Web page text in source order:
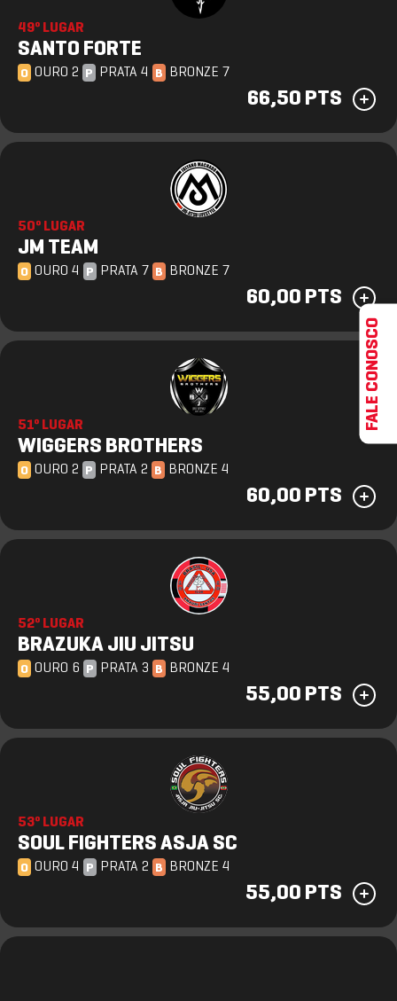
49º LUGAR
SANTO FORTE
O OURO 2 P PRATA 4 B BRONZE 7
66,50 PTS
50º LUGAR
JM TEAM
O OURO 4 P PRATA 7 B BRONZE 7
60,00 PTS
51º LUGAR
WIGGERS BROTHERS
O OURO 2 P PRATA 2 B BRONZE 4
60,00 PTS
52º LUGAR
BRAZUKA JIU JITSU
O OURO 6 P PRATA 3 B BRONZE 4
55,00 PTS
53º LUGAR
SOUL FIGHTERS ASJA SC
O OURO 4 P PRATA 2 B BRONZE 4
55,00 PTS
FALE CONOSCO